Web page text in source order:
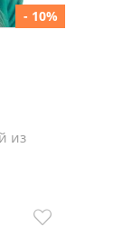
- 10%
из